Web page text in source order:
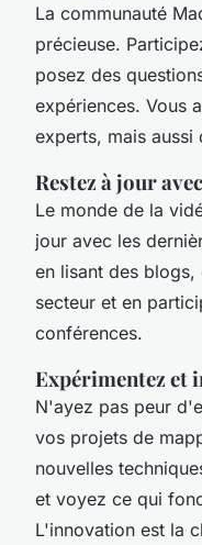
La communauté
précieuse.
posez des
expériences. Vous
experts, mais aussi
Restez à jour
Le monde de la
jour avec les
en lisant des blogs,
secteur et en
conférences.
Expérimentez et
N'ayez pas peur
vos projets de
nouvelles
et voyez ce qui
L'innovation est la